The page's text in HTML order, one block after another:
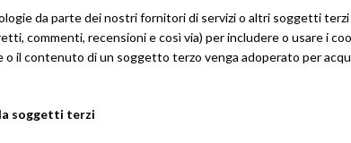
da parte dei nostri fornitori di servizi o altri soggetti
commenti, recensioni e così via) per includere o usare i
o il contenuto di un soggetto terzo venga adoperato per
soggetti terzi